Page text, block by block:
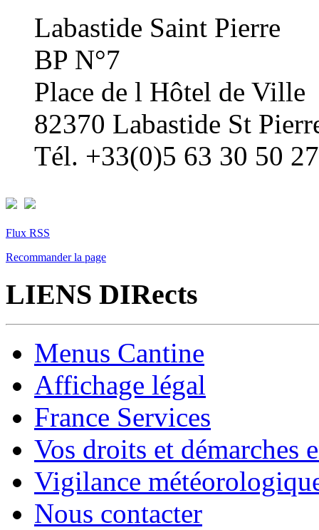
Labastide Saint Pierre
BP N°7
Place de l Hôtel de Ville
82370 Labastide St
Tél. +33(0)5 63 30 50 27
Flux RSS
Recommander la page
LIENS DIRects
Menus Cantine
Affichage légal
France Services
Vos droits et démarches
Vigilance
Nous contacter